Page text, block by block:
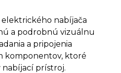
nabíjača
a podrobnú vizuálnu
a pripojenia
komponentov, ktoré
prístroj.